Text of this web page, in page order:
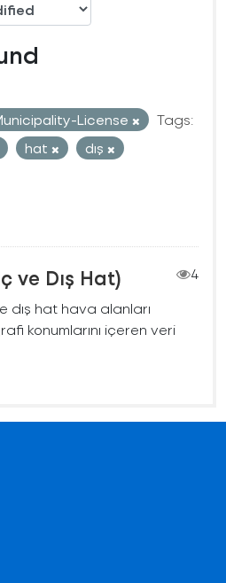
License
Tags:
hat
dış
ve Dış Hat)
4
dış hat hava alanları
konumlarını içeren veri